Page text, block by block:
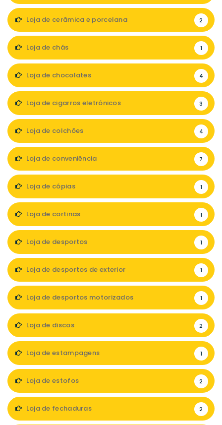
Loja de cerâmica e porcelana 2
Loja de chás 1
Loja de chocolates 4
Loja de cigarros eletrónicos 3
Loja de colchões 4
Loja de conveniência 7
Loja de cópias 1
Loja de cortinas 1
Loja de desportos 1
Loja de desportos de exterior 1
Loja de desportos motorizados 1
Loja de discos 2
Loja de estampagens 1
Loja de estofos 2
Loja de fechaduras 2